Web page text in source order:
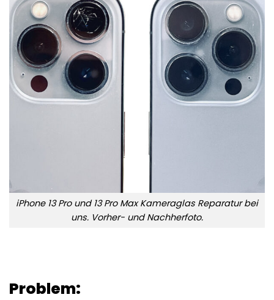
iPhone 13 Pro und 13 Pro Max Kameraglas Reparatur bei
uns. Vorher- und Nachherfoto.
Problem: